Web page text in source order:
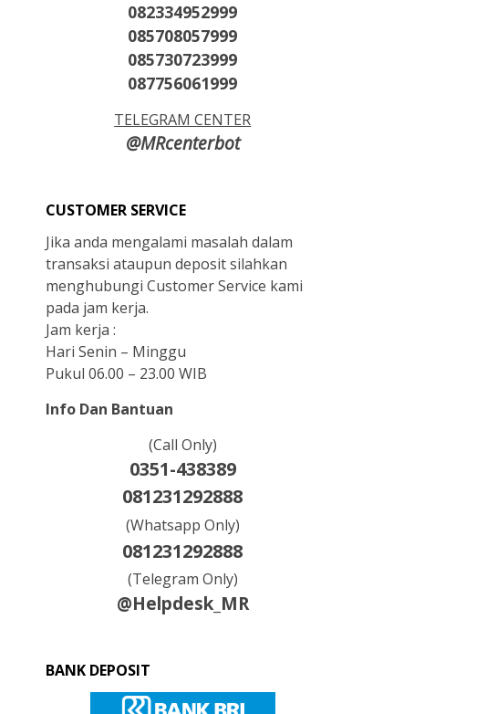
082334952999
085708057999
085730723999
087756061999
TELEGRAM CENTER
@MRcenterbot
CUSTOMER SERVICE
Jika anda mengalami masalah dalam
transaksi ataupun deposit silahkan
menghubungi Customer Service kami
pada jam kerja.
Jam kerja :
Hari Senin – Minggu
Pukul 06.00 – 23.00 WIB
Info Dan Bantuan
(Call Only)
0351-438389
081231292888
(Whatsapp Only)
081231292888
(Telegram Only)
@Helpdesk_MR
BANK DEPOSIT